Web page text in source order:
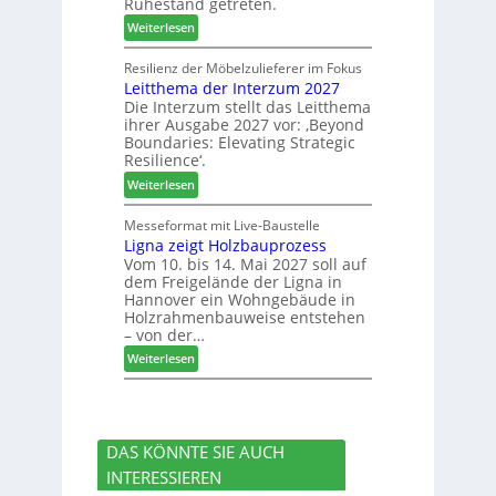
u
c
e
e
s
s
e
r
u
n
g
e
n
m
m
l
u
n
g
:
N
e
u
e
r
V
o
r
t
a
n
Weiterlesen:
J
o
w
a
t
-
V
o
r
s
t
a
n
d
v
e
r
a
c
i
Resilienz der Möbelzulieferer im Fokus
Leitthema der Interzum 2027
Die Interzum stellt das Leitthema
ihrer Ausgabe 2027 vor: ‚Beyond
Boundaries: Elevating Strategic
Resilience‘.
Weiterlesen:
L
e
i
t
t
h
e
m
a
d
I
n
t
Messeformat mit Live-Baustelle
Ligna zeigt Holzbauprozess
Vom 10. bis 14. Mai 2027 soll auf
dem Freigelände der Ligna in
Hannover ein Wohngebäude in
Holzrahmenbauweise entstehen
– von der…
Weiterlesen:
L
n
a
z
DAS KÖNNTE SIE AUCH
INTERESSIEREN